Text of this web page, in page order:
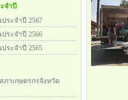
จำปี
ประจำปี 2567
ประจำปี 2566
ประจำปี 2565
ภาเกษตรกรจังหวัด